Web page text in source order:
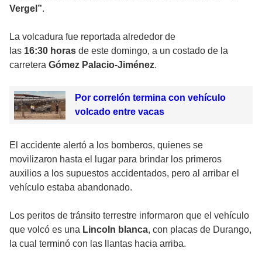
Vergel”.
La volcadura fue reportada alrededor de
las 16:30 horas de este domingo, a un costado de la
carretera Gómez Palacio-Jiménez.
Por correlón termina con vehículo
volcado entre vacas
El accidente alertó a los bomberos, quienes se
movilizaron hasta el lugar para brindar los primeros
auxilios a los supuestos accidentados, pero al arribar el
vehículo estaba abandonado.
Los peritos de tránsito terrestre informaron que el vehículo
que volcó es una Lincoln blanca, con placas de Durango,
la cual terminó con las llantas hacia arriba.